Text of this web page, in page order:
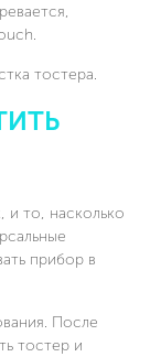
тостера.
и то, насколько
прибор в
После
тостер и